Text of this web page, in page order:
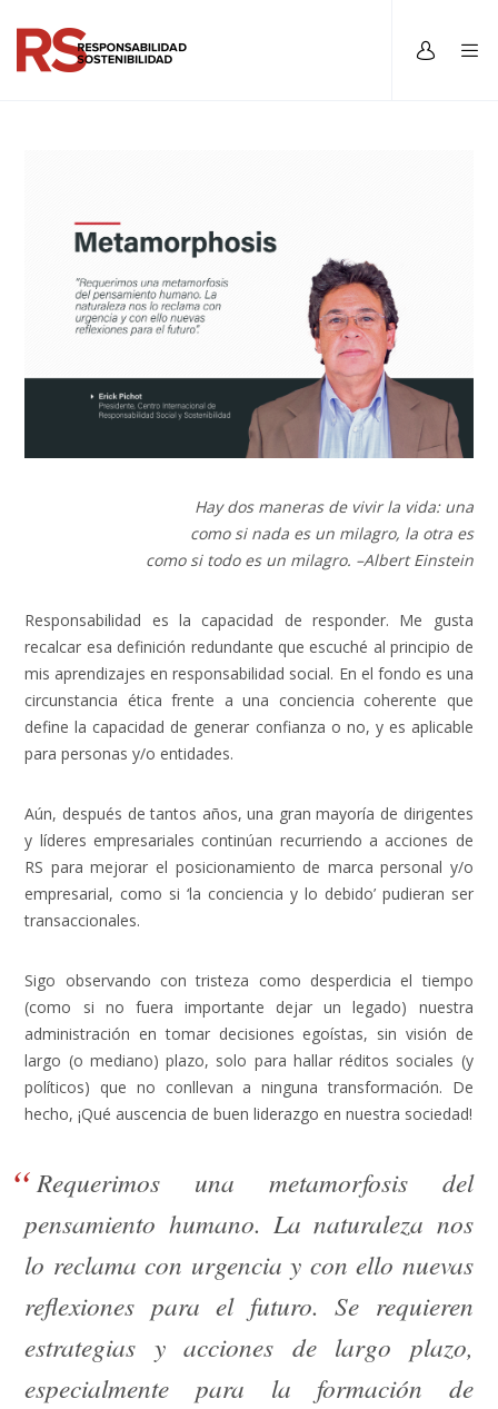
Hay dos maneras de vivir la vida: una
como si nada es un milagro, la otra es
como si todo es un milagro. –Albert Einstein
Responsabilidad es la capacidad de responder. Me gusta
recalcar esa definición redundante que escuché al principio de
mis aprendizajes en responsabilidad social. En el fondo es una
circunstancia ética frente a una conciencia coherente que
define la capacidad de generar confianza o no, y es aplicable
para personas y/o entidades.
Aún, después de tantos años, una gran mayoría de dirigentes
y líderes empresariales continúan recurriendo a acciones de
RS para mejorar el posicionamiento de marca personal y/o
empresarial, como si ‘la conciencia y lo debido’ pudieran ser
transaccionales.
Sigo observando con tristeza como desperdicia el tiempo
(como si no fuera importante dejar un legado) nuestra
administración en tomar decisiones egoístas, sin visión de
largo (o mediano) plazo, solo para hallar réditos sociales (y
políticos) que no conllevan a ninguna transformación. De
hecho, ¡Qué auscencia de buen liderazgo en nuestra sociedad!
Requerimos una metamorfosis del
pensamiento humano. La naturaleza nos
lo reclama con urgencia y con ello nuevas
reflexiones para el futuro. Se requieren
estrategias y acciones de largo plazo,
especialmente para la formación de